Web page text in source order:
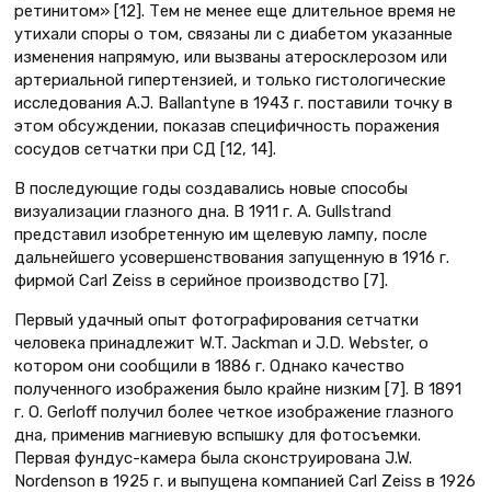
ретинитом» [12]. Тем не менее еще длительное время не
утихали споры о том, связаны ли с диабетом указанные
изменения напрямую, или вызваны атеросклерозом или
артериальной гипертензией, и только гистологические
исследования A.J. Ballantyne в 1943 г. поставили точку в
этом обсуждении, показав специфичность поражения
сосудов сетчатки при СД [12, 14].
В последующие годы создавались новые способы
визуализации глазного дна. В 1911 г. A. Gullstrand
представил изобретенную им щелевую лампу, после
дальнейшего усовершенствования запущенную в 1916 г.
фирмой Carl Zeiss в серийное производство [7].
Первый удачный опыт фотографирования сетчатки
человека принадлежит W.T. Jackman и J.D. Webster, о
котором они сообщили в 1886 г. Однако качество
полученного изображения было крайне низким [7]. В 1891
г. O. Gerloff получил более четкое изображение глазного
дна, применив магниевую вспышку для фотосъемки.
Первая фундус-камера была сконструирована J.W.
Nordenson в 1925 г. и выпущена компанией Carl Zeiss в 1926